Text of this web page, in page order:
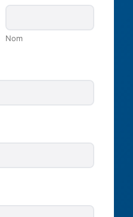
Nom